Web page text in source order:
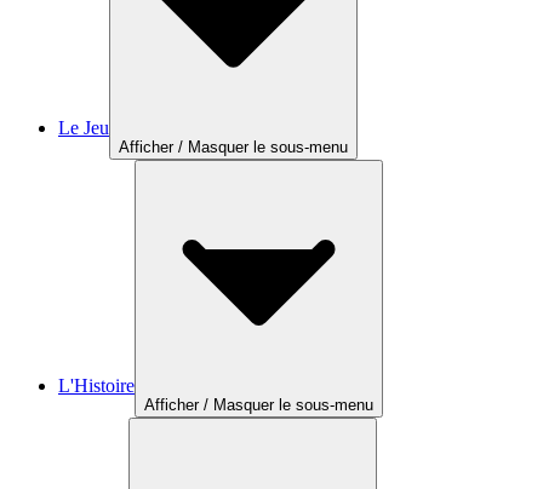
Le Jeu
Afficher / Masquer le sous-menu
L'Histoire
Afficher / Masquer le sous-menu